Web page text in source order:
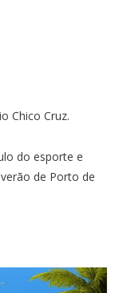
Chico Cruz.
do esporte e
de Porto de